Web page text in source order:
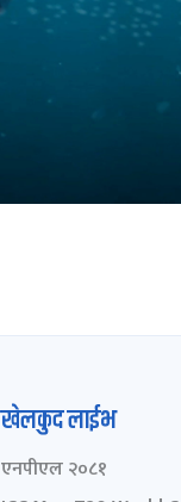
खेलकुद लाईभ
एनपीएल २०८१